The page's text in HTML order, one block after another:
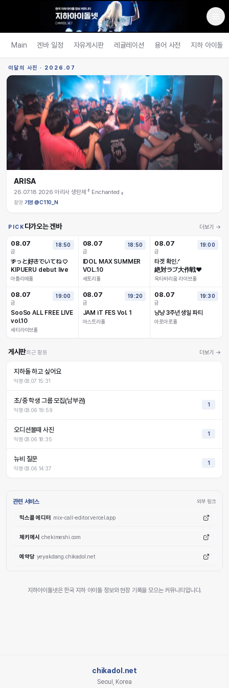
Main 겐바 일정 자유게시판 레귤레이션 용어 사전 지하 아이돌
이달의 사진 · 2026.07
ARISA
26.07.18 2026 아리사 생탄제 『 Enchanted 』
촬영 기영 @C110_N
PICK 다가오는 겐바 더보기 →
08.07
금
18:50
ずっと好きでいてね ♡
KIPUERU debut live
아틀리에홀
08.07
금
18:50
IDOL MAX SUMMER
VOL.10
세토리홀
08.07
금
19:00
타겟 확인.ᐟ
絶対ラブ大作戦❤︎
옥타바리움 라이브홀
08.07
금
19:00
SooSo ALL FREE LIVE
vol.10
세티라이브홀
08.07
금
19:20
JAM iT FES Vol. 1
아스트라홀
08.07
금
19:30
냥냥 3주년 생일 파티
아로아로홀
게시판최근 활동 더보기 →
지하돌 하고 싶어요
익명·08.07 15:31
초/중 학생 그룹 모집(남부권)
익명·08.06 19:59
1
오디션볼때 사진
익명·08.06 18:35
1
뉴비 질문
익명·08.06 14:37
1
관련 서비스 외부 링크
믹스콜 에디터 mix-call-editor.vercel.app
체키메시 chekimeshi.com
예약당 yeyakdang.chikadol.net
지하아이돌넷은 한국 지하 아이돌 정보와 현장 기록을 모으는 커뮤니티입니다.
chikadol.net
Seoul, Korea